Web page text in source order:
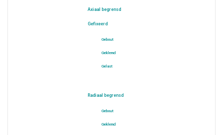
Axiaal begrensd
Gefixeerd
Gebout
Geklemd
Gelast
Radiaal begrensd
Gebout
Geklemd